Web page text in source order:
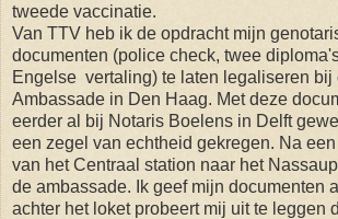
tweede vaccinatie.
Van TTV heb ik de opdracht mijn
documenten (police check, twee
Engelse vertaling) te laten legaliseren bij
Ambassade in Den Haag. Met deze
eerder al bij Notaris Boelens in Delft
een zegel van echtheid gekregen. Na
van het Centraal station naar het
de ambassade. Ik geef mijn documenten
achter het loket probeert mij uit te leggen